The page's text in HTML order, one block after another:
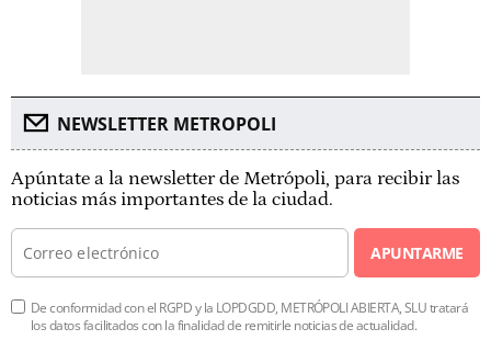
NEWSLETTER METROPOLI
Apúntate a la newsletter de Metrópoli, para recibir las
noticias más importantes de la ciudad.
APUNTARME
De conformidad con el RGPD y la LOPDGDD, METRÓPOLI ABIERTA, SLU tratará
los datos facilitados con la finalidad de remitirle noticias de actualidad.